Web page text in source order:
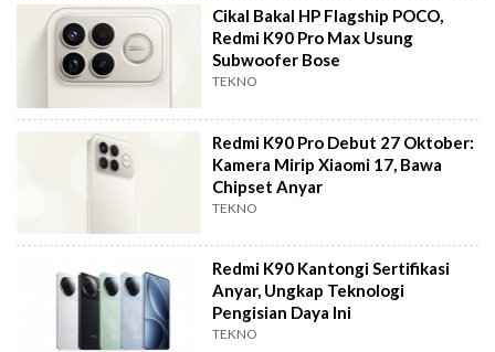
Cikal Bakal HP Flagship POCO,
Redmi K90 Pro Max Usung
Subwoofer Bose
TEKNO
Redmi K90 Pro Debut 27 Oktober:
Kamera Mirip Xiaomi 17, Bawa
Chipset Anyar
TEKNO
Redmi K90 Kantongi Sertifikasi
Anyar, Ungkap Teknologi
Pengisian Daya Ini
TEKNO